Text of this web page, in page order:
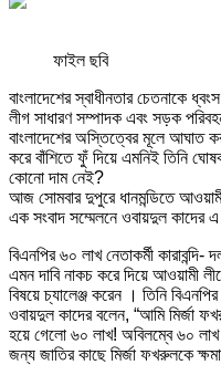
ফাইল ছবি
বাংলাদেশের স্বাধীনতার চেতনাকে
লীগ সাধারণ সম্পাদক এবং সড়ক
বাংলাদেশের অস্তিত্বের মূলে আঘাত
করে বাঁশিতে ফুঁ দিয়ে এমনিই তিনি
কোনো দাম নেই?
আজ সোমবার দুপুরে ধানমন্ডিতে
এক সংবাদ সম্মেলনে ওবায়দুল কাদের
বিএনপির ৬০ লাখ নেতাকর্মী
এমন দাবি নাকচ করে দিয়ে আওয়ামী
বিষয়ে চ্যালেঞ্জ করেন । তিনি বিএনপির
ওবায়দুল কাদের বলেন, “আমি মির্জা
হয়ে গেলো ৬০ লাখ! অবিলম্বে ৬০ লাখ
জন্য জাতির কাছে মির্জা ফখরুলকে